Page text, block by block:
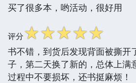
买了很多本，哟活动，很好用
评分☆☆☆☆☆
书不错，到货后发现背面被撕开
子，第二天换了新的，总体上满
过程中不要损坏，还书挺麻烦！